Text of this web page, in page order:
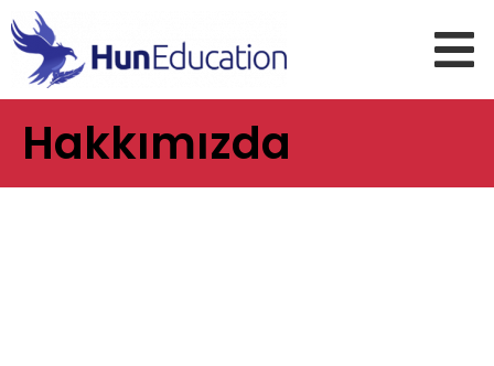
Hakkımızda